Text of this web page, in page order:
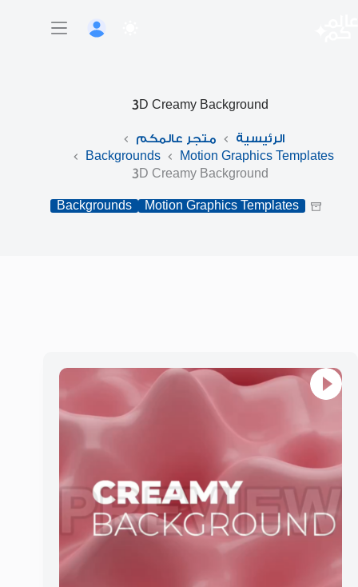
3D Creamy Background
الرئيسية
متجر عالمكم
Motion Graphics Templates
Backgrounds
3D Creamy Background
Backgrounds Motion Graphics Templates